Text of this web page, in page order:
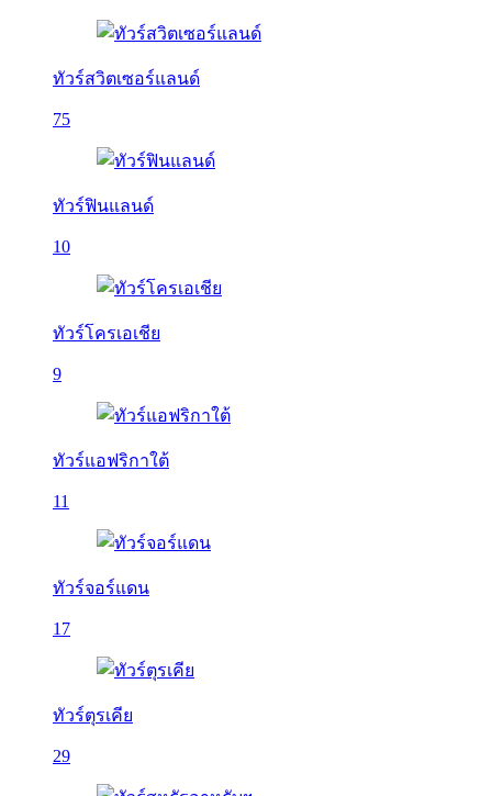
ทัวร์สวิตเซอร์แลนด์
75
ทัวร์ฟินแลนด์
10
ทัวร์โครเอเชีย
9
ทัวร์แอฟริกาใต้
11
ทัวร์จอร์แดน
17
ทัวร์ตุรเคีย
29